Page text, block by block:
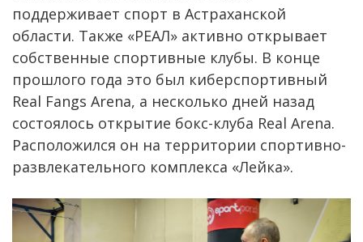
поддерживает спорт в Астраханской
области. Также «РЕАЛ» активно открывает
собственные спортивные клубы. В конце
прошлого года это был киберспортивный
Real Fangs Arena, а несколько дней назад
состоялось открытие бокс-клуба Real Arena.
Расположился он на территории спортивно-
развлекательного комплекса «Лейка».